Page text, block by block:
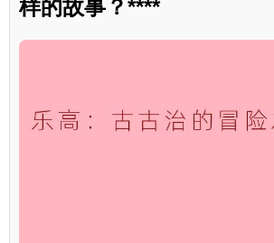
样的故事？****